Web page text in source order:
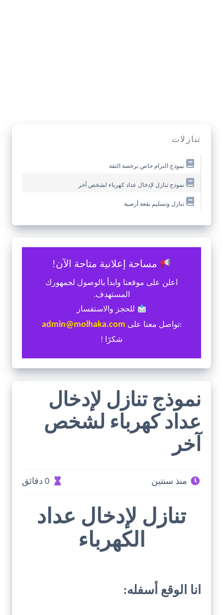
تنازلات
نموذج التزام خاص برخصة الثقة
نموذج تنازل لإدخال عداد كهرباء لشخص آخر
تنازل وتسليم بقعة أرضية
مساحة إعلانية متاحة الآن!
اعلن على موقعنا وابدأ بالوصول لجمهورك
المستهدف.
للحجز والاستفسار
:تواصل معنا على admin@molhaka.com
شكرًا !
نموذج تنازل لإدخال
عداد كهرباء لشخص
آخر
منذ سنتين 0 دقائق
تنازل لإدخال عداد
الكهرباء
انا الوقع أسفله: